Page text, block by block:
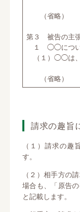
（省略）
第３ 被告の主
１ ◯◯につ
（１）◯◯は、
（省略）
請求の趣旨
（１）請求の趣
す。
（２）相手方の
場合も、「原告
と記載します。